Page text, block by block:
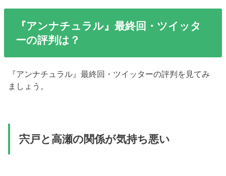
『アンナチュラル』最終回・ツイッタ
ーの評判は？
『アンナチュラル』最終回・ツイッターの評判を見てみ
ましょう。
宍戸と高瀬の関係が気持ち悪い